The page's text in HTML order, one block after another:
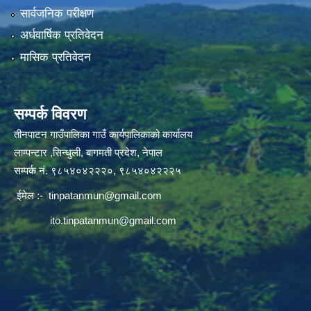
सार्वजनिक परीक्षण
अर्धवार्षिक प्रतिवेदन
मासिक प्रतिवेदन
सम्पर्क विवरण
तीनपाटन गाउँपालिका गाउँ कार्यपालिकाको कार्यालय
लाम्पन्टार ,सिन्धुली, बागमती प्रदेश, नेपाल
सम्पर्क नं. ९८५४०४२२२०, ९८५४०४२२२५
ईमेल :-tinpatanmun@gmail.com
ito.tinpatanmun@gmail.com